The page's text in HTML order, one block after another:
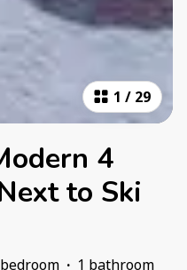
1 / 29
4
to Ski
· 1 bathroom